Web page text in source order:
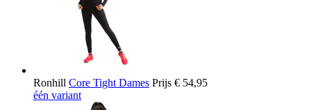
Ronhill Core Tight Dames Prijs € 54,95
één variant